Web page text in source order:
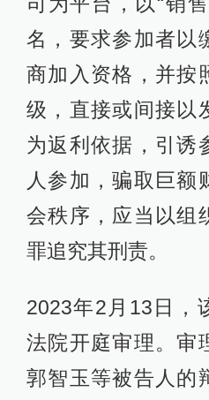
名，要求参加者以
商加入资格，并按
级，直接或间接以
为返利依据，引诱
人参加，骗取巨额
会秩序，应当以组
罪追究其刑责。
2023年2月13日，
法院开庭审理。审
郭智玉等被告人的